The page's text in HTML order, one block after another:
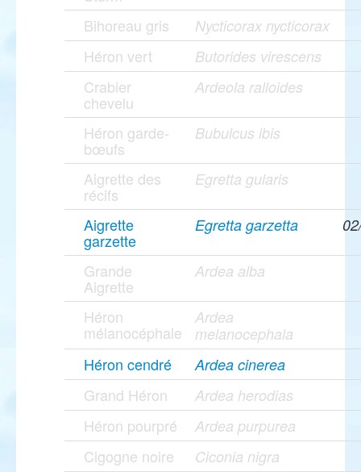
Bihoreau gris
Nycticorax nycticorax
Héron vert Butorides virescens
Crabier
chevelu
Ardeola ralloides
Héron garde-
bœufs
Bubulcus ibis
Aigrette des
récifs
Egretta gularis
Aigrette
garzette
Egretta garzetta
Grande
Aigrette
Ardea alba
Héron
mélanocéphale
Ardea
melanocephala
Héron cendré Ardea cinerea
Grand Héron Ardea herodias
Héron pourpré Ardea purpurea
Cigogne noire Ciconia nigra